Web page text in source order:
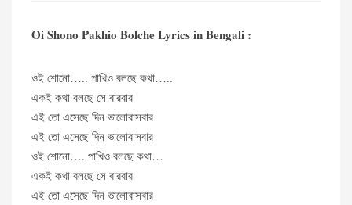
Oi Shono Pakhio Bolche Lyrics in Bengali :
ওই শোনো….. পাখিও বলছে কথা…..
একই কথা বলছে সে বারবার
এই তো এসেছে দিন ভালোবাসবার
এই তো এসেছে দিন ভালোবাসবার
ওই শোনো…. পাখিও বলছে কথা…
একই কথা বলছে সে বারবার
এই তো এসেছে দিন ভালোবাসবার